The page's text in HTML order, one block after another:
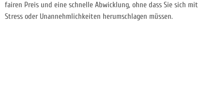
fairen Preis und eine schnelle Abwicklung, ohne dass Sie sich mit
Stress oder Unannehmlichkeiten herumschlagen müssen.